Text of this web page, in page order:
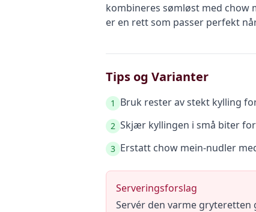
kombineres sømløst med chow
er en rett som passer perfekt
Tips og Varianter
1 Bruk rester av stekt kylling
2 Skjær kyllingen i små biter
3 Erstatt chow mein-nudler
Serveringsforslag
Servér den varme